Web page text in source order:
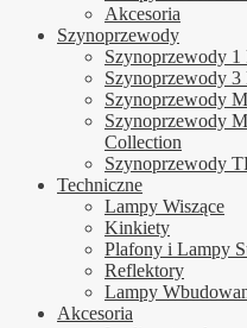
Akcesoria
Szynoprzewody
Szynoprzewody 1
Szynoprzewody 3
Szynoprzewody
Szynoprzewody
Collection
Szynoprzewody
Techniczne
Lampy Wiszące
Kinkiety
Plafony i Lampy
Reflektory
Lampy
Akcesoria